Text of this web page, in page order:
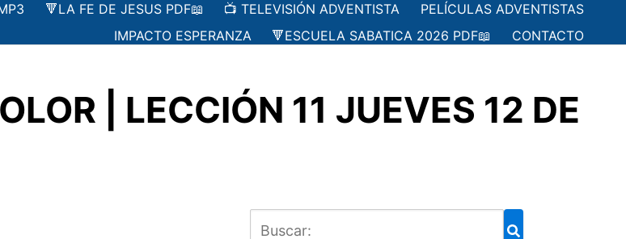
🔻LA FE DE JESUS PDF📖 📺 TELEVISIÓN ADVENTISTA
PELÍCULAS ADVENTISTAS
IMPACTO ESPERANZA
🔻ESCUELA SABATICA 2026 PDF📖 CONTACTO
| LECCIÓN 11 JUEVES 12 DE